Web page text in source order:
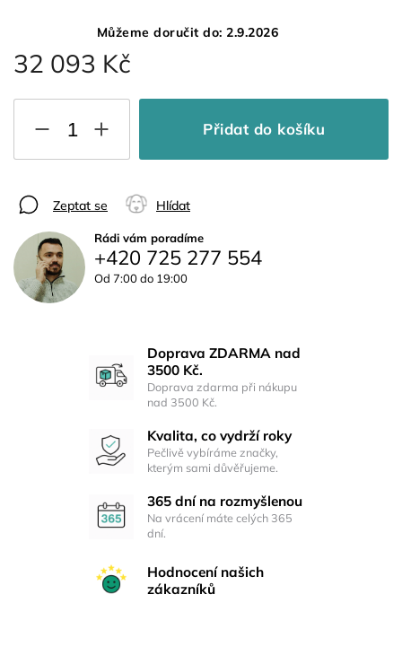
32 093 Kč
Můžeme doručit do: 2.9.2026
Přidat do košíku
Zeptat se Hlídat
Rádi vám poradíme
+420 725 277 554
Od 7:00 do 19:00
Doprava ZDARMA nad
3500 Kč.
Doprava zdarma při nákupu
nad 3500 Kč.
Kvalita, co vydrží roky
Pečlivě vybíráme značky,
kterým sami důvěřujeme.
365 dní na rozmyšlenou
Na vrácení máte celých 365
dní.
Hodnocení našich
zákazníků